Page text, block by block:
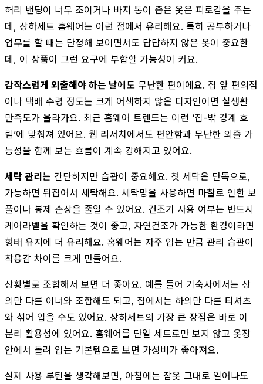
허리 밴딩이 너무 조이거나 바지 통이 좁은 옷은 피로감을 주는
데, 상하세트 홈웨어는 이런 점에서 유리해요. 특히 공부하거나
업무를 할 때는 단정해 보이면서도 답답하지 않은 옷이 중요한
데, 이 상품이 그런 요구에 부합할 가능성이 커요.
갑작스럽게 외출해야 하는 날에도 무난한 편이에요. 집 앞 편의점
이나 택배 수령 정도는 크게 어색하지 않은 디자인이면 실생활
만족도가 올라가요. 최근 홈웨어 트렌드는 이런 ‘집-밖 경계 흐
림’에 맞춰져 있어요. 웹 리서치에서도 편안함과 무난한 외출 가
능성을 함께 보는 흐름이 계속 강해지고 있어요.
세탁 관리는 간단하지만 습관이 중요해요. 첫 세탁은 단독으로,
가능하면 뒤집어서 세탁해요. 세탁망을 사용하면 마찰로 인한 보
풀이나 봉제 손상을 줄일 수 있어요. 건조기 사용 여부는 반드시
케어라벨을 확인하는 것이 좋고, 자연건조가 가능한 환경이라면
형태 유지에 더 유리해요. 홈웨어는 자주 입는 만큼 관리 습관이
착용감 차이를 크게 만들어요.
상황별로 조합해서 보면 더 좋아요. 예를 들어 기숙사에서는 상
의만 다른 이너와 조합해도 되고, 집에서는 하의만 다른 티셔츠
와 섞어 입을 수도 있어요. 상하세트의 가장 큰 장점은 바로 이
분리 활용성에 있어요. 홈웨어를 단일 세트로만 보지 않고 옷장
안에서 돌려 입는 기본템으로 보면 가성비가 좋아져요.
실제 사용 루틴을 생각해보면, 아침에는 잠옷 그대로 일어나도